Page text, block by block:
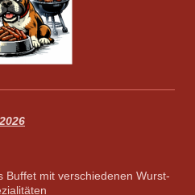
Buffet mit verschiedenen Wurst-